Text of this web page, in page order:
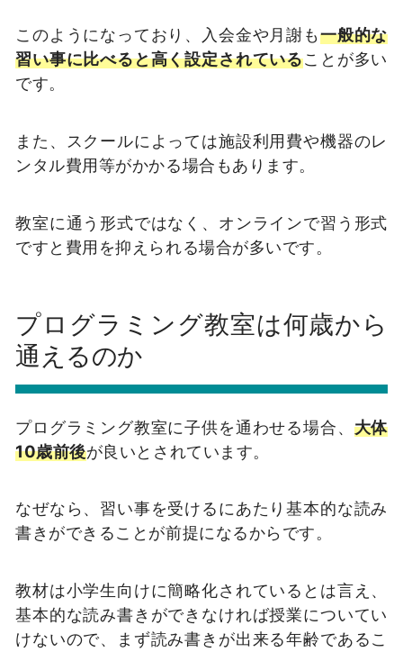
このようになっており、入会金や月謝も一般的な
習い事に比べると高く設定されていることが多い
です。
また、スクールによっては施設利用費や機器のレ
ンタル費用等がかかる場合もあります。
教室に通う形式ではなく、オンラインで習う形式
ですと費用を抑えられる場合が多いです。
プログラミング教室は何歳から
通えるのか
プログラミング教室に子供を通わせる場合、 大体
10歳前後が良いとされています。
なぜなら、習い事を受けるにあたり基本的な読み
書きができることが前提になるからです。
教材は小学生向けに簡略化されているとは言え、
基本的な読み書きができなければ授業についてい
けないので、まず読み書きが出来る年齢であるこ